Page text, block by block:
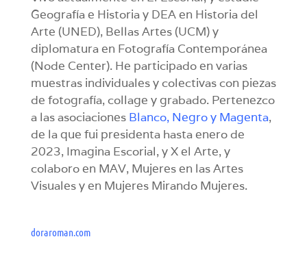
Geografía e Historia y DEA en Historia del
Arte (UNED), Bellas Artes (UCM) y
diplomatura en Fotografía Contemporánea
(Node Center). He participado en varias
muestras individuales y colectivas con piezas
de fotografía, collage y grabado. Pertenezco
a las asociaciones Blanco, Negro y Magenta,
de la que fui presidenta hasta enero de
2023, Imagina Escorial, y X el Arte, y
colaboro en MAV, Mujeres en las Artes
Visuales y en Mujeres Mirando Mujeres.
doraroman.com